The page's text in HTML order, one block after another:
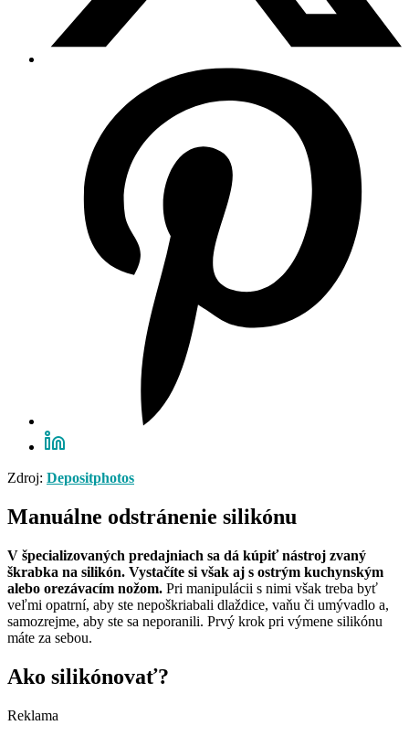
Zdroj: Depositphotos
Manuálne odstránenie silikónu
V špecializovaných predajniach sa dá kúpiť nástroj zvaný
škrabka na silikón. Vystačíte si však aj s ostrým kuchynským
alebo orezávacím nožom. Pri manipulácii s nimi však treba byť
veľmi opatrní, aby ste nepoškriabali dlaždice, vaňu či umývadlo a,
samozrejme, aby ste sa neporanili. Prvý krok pri výmene silikónu
máte za sebou.
Ako silikónovať?
Reklama